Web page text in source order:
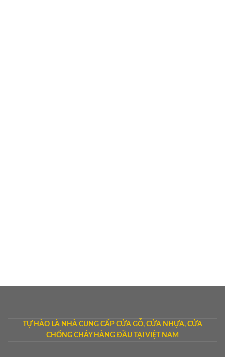
TỰ HÀO LÀ NHÀ CUNG CẤP CỬA GỖ, CỬA NHỰA, CỬA
CHỐNG CHÁY HÀNG ĐẦU TẠI VIỆT NAM